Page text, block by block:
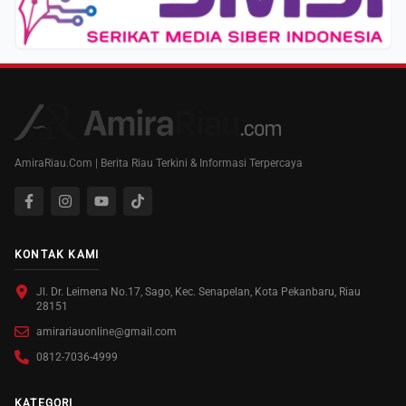
AmiraRiau.Com | Berita Riau Terkini & Informasi Terpercaya
KONTAK KAMI
Jl. Dr. Leimena No.17, Sago, Kec. Senapelan, Kota Pekanbaru, Riau
28151
amirariauonline@gmail.com
0812-7036-4999